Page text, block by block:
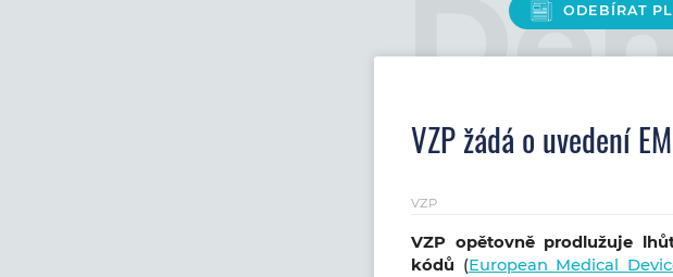
ODEBÍRAT
VZP žádá o uvedení
VZP
VZP opětovně prodlužuje
kódů (European Medical